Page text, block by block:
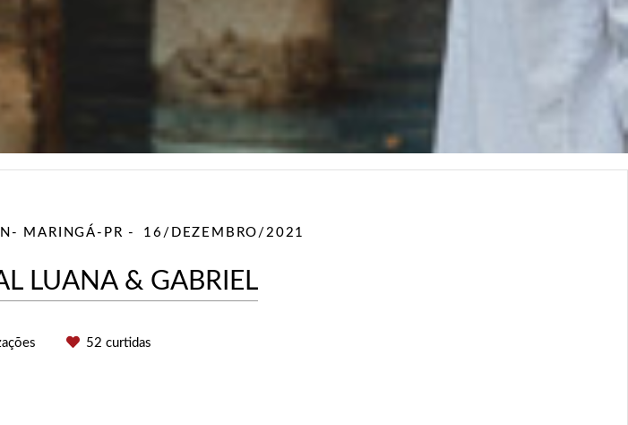
MARINGÁ-PR 16/DEZEMBRO/2021
LUANA & GABRIEL
52 curtidas